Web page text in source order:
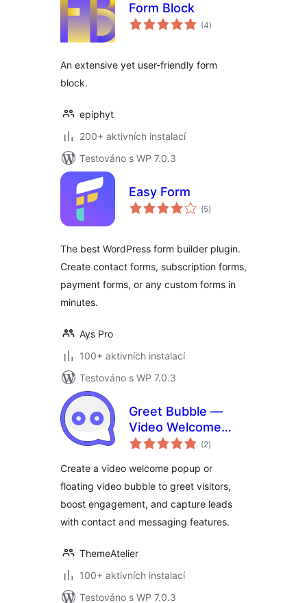
Form Block
(4celkové
hodnocení
)
An extensive yet user-friendly form
block.
epiphyt
200+ aktivních instalací
Testováno s WP 7.0.3
Easy Form
(5celkové
hodnocení
)
The best WordPress form builder plugin.
Create contact forms, subscription forms,
payment forms, or any custom forms in
minutes.
Ays Pro
100+ aktivních instalací
Testováno s WP 7.0.3
Greet Bubble —
Video Welcome
Popup & Floating
WooCommerce
Products, Pages &
Custom Posts
(2celkové
hodnocení
)
Create a video welcome popup or
floating video bubble to greet visitors,
boost engagement, and capture leads
with contact and messaging features.
ThemeAtelier
100+ aktivních instalací
Testováno s WP 7.0.3